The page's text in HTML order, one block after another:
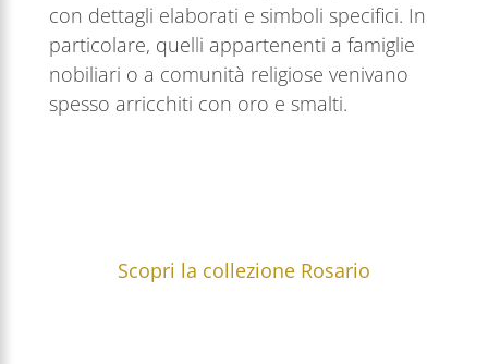
con dettagli elaborati e simboli specifici. In
particolare, quelli appartenenti a famiglie
nobiliari o a comunità religiose venivano
spesso arricchiti con oro e smalti.
Scopri la collezione Rosario